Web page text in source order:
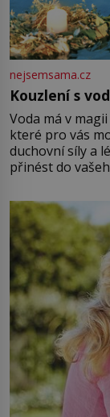
nejsemsama.cz
Kouzlení s
Voda má v
které pro vás
duchovní síly a
přinést do
můžete obohatit
větší harmonii a